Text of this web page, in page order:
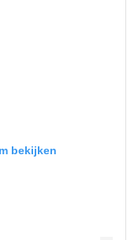
bekijken